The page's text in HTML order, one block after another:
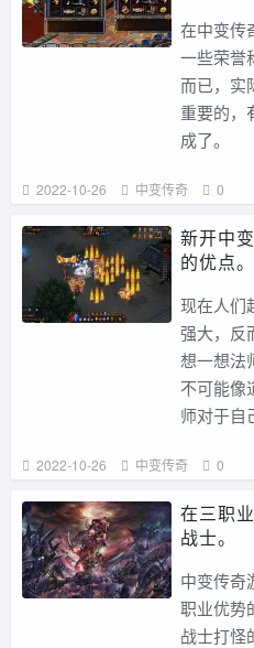
在中变传
一些荣誉
而已，实
重要的，
成了。
2022-10-26 中变传奇 0
新开中
的优点。
现在人们
强大，反
想一想法
不可能像
师对于自
2022-10-26 中变传奇 0
在三职
战士。
中变传奇
职业优势
战士打怪